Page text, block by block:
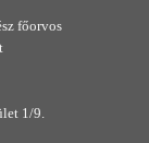
főorvos
1/9.